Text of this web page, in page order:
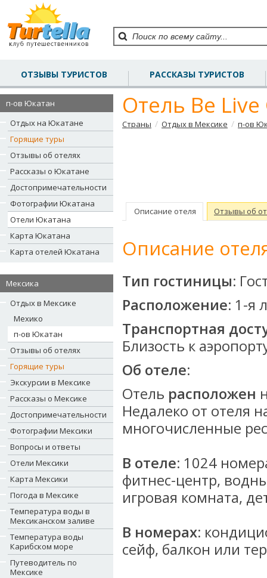
ОТЗЫВЫ ТУРИСТОВ РАССКАЗЫ ТУРИСТОВ
п-ов Юкатан
Отдых на Юкатане
Горящие туры
Отзывы об отелях
Рассказы о Юкатане
Достопримечательности
Фотографии Юкатана
Отели Юкатана
Карта Юкатана
Карта отелей Юкатана
Мексика
Отдых в Мексике
Мехико
п-ов Юкатан
Отзывы об отелях
Горящие туры
Экскурсии в Мексике
Рассказы о Мексике
Достопримечательности
Фотографии Мексики
Вопросы и ответы
Отели Мексики
Карта Мексики
Погода в Мексике
Температура воды в
Мексиканском заливе
Температура воды
Карибском море
Путеводитель по
Мексике
Отель Be
Страны / Отдых в Мексике / п-ов
Описание отеля Отзывы об
Описание
Тип гостиницы:
Расположение: 1-я
Транспортная
Близость к
Об отеле:
Отель расположен
Недалеко от отеля
многочисленные
В отеле: 1024
фитнес-центр,
игровая комната,
В номерах:
сейф, балкон или